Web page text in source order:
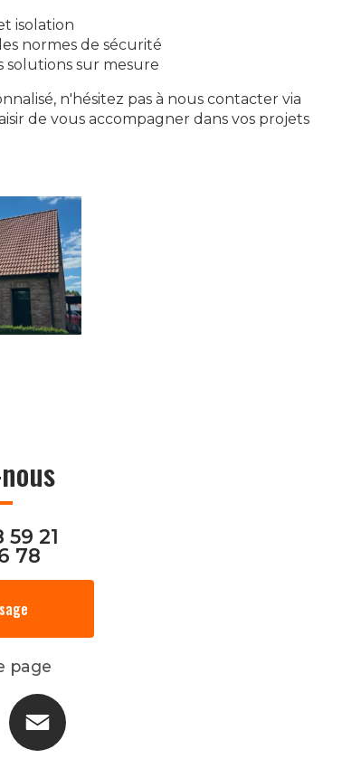
isolation
normes de sécurité
solutions sur mesure
n'hésitez pas à nous contacter via
de vous accompagner dans vos projets
59 21
78
page